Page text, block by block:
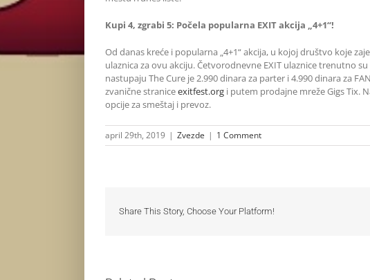
Kupi 4, zgrabi 5: Počela popularna EXIT akcija „4+1“!
Od danas kreće i popularna „4+1“ akcija, u kojoj društvo koje
ulaznica za ovu akciju. Četvorodnevne EXIT ulaznice trenutno su
nastupaju The Cure je 2.990 dinara za parter i 4.990 dinara za
zvanične straniceexitfest.org i putem prodajne mreže Gigs Tix.
opcije za smeštaj i prevoz.
april 29th, 2019 | Zvezde | 1 Comment
Share This Story, Choose Your Platform!